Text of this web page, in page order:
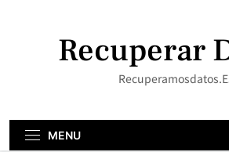
Recuperar
MENU